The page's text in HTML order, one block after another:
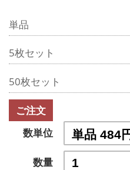
単品
5枚セット
50枚セット
ご注文
数単位
数量